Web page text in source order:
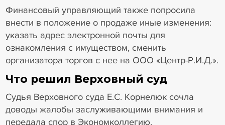
Финансовый управляющий также попросила
внести в положение о продаже иные изменения:
указать адрес электронной почты для
ознакомления с имуществом, сменить
организатора торгов с нее на ООО «Центр-Р.И.Д.».
Что решил Верховный суд
Судья Верховного суда Е.С. Корнелюк сочла
доводы жалобы заслуживающими внимания и
передала спор в Экономколлегию.